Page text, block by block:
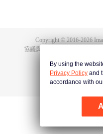
也收穫了多位風姿卓絕的佳麗。
Copyright © 2016-2026
協議與條款
By using the
Privacy Policy and
accordance with